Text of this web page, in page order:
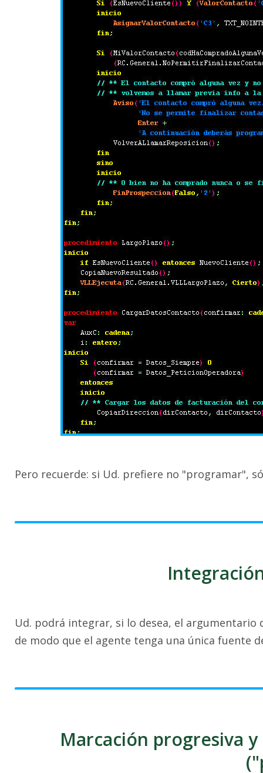
Pero recuerde: si Ud. prefiere no "programar",
Ud. podrá integrar, si lo desea, el
de modo que el agente tenga una única fuente
Marcación progresiva